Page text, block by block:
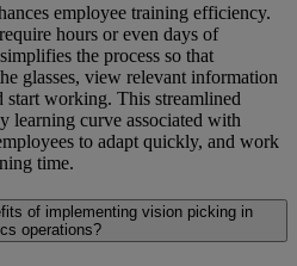
employee training efficiency.
hours or even days of
the process so that
glasses, view relevant information
working. This streamlined
learning curve associated with
to adapt quickly, and work
time.
of implementing vision picking in
operations?